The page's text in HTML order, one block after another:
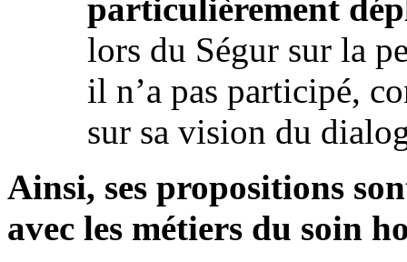
particulièrement
lors du Ségur sur la
il n’a pas participé,
sur sa vision du
Ainsi, ses propositions
avec les métiers du soin